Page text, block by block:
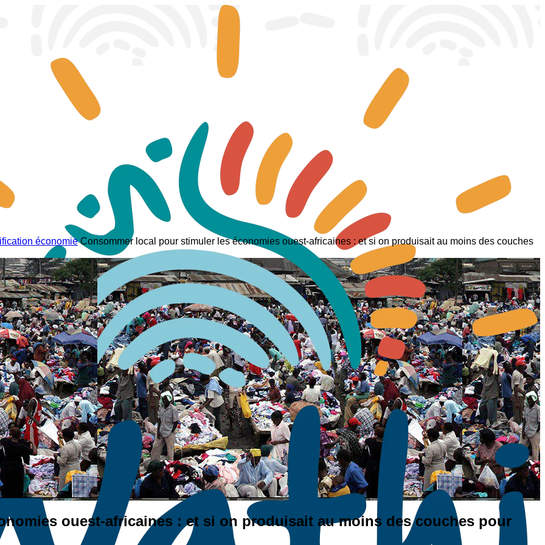
économie Consommer local pour stimuler les économies ouest-africaines : et si on produisait au moins des couches
ouest-africaines : et si on produisait au moins des couches pour